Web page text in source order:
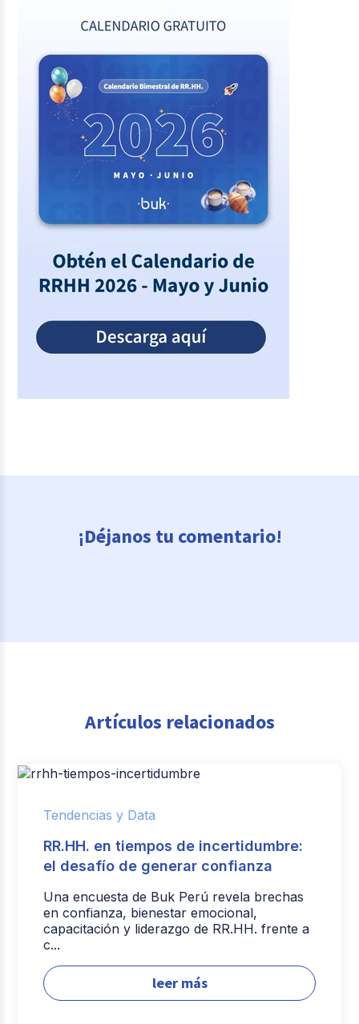
¡Déjanos tu comentario!
Artículos relacionados
Tendencias y Data
RR.HH. en tiempos de incertidumbre:
el desafío de generar confianza
Una encuesta de Buk Perú revela brechas
en confianza, bienestar emocional,
capacitación y liderazgo de RR.HH. frente a
c...
leer más